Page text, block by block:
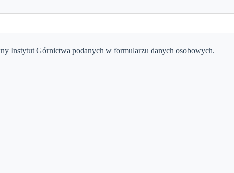
Instytut Górnictwa podanych w formularzu danych osobowych.